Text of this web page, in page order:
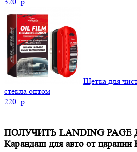
Щетка для
стекла оптом
220. p
ПОЛУЧИТЬ LANDING PAGE
Карандаш для авто от